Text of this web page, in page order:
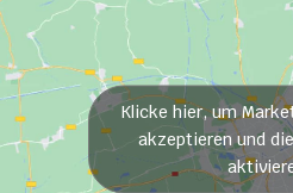
Klicke hier, um
akzeptieren und